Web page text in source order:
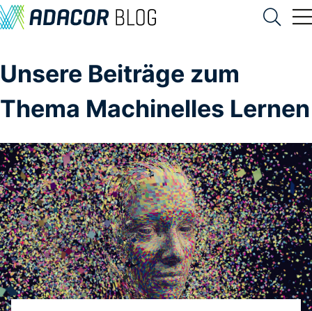
Unsere Beiträge zum
Thema Machinelles Lernen